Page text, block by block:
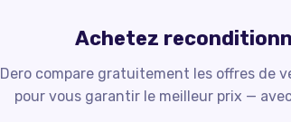
Achetez
Dero compare gratuitement les offres de
pour vous garantir le meilleur prix —